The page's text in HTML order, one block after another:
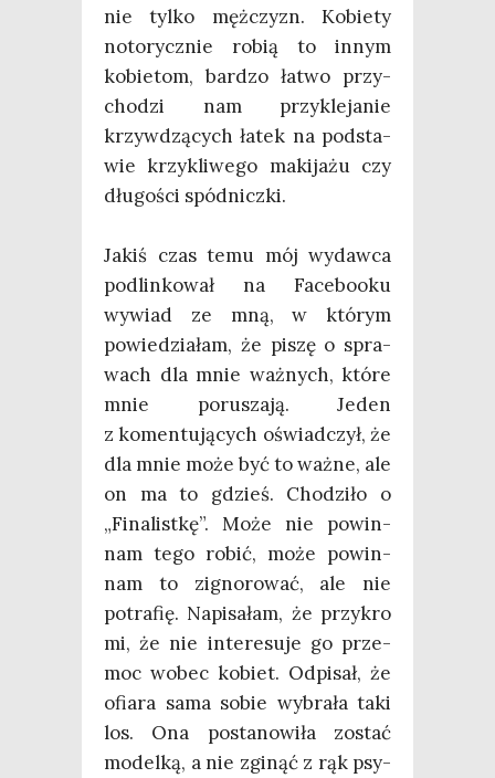
nie tyl­ko męż­czyzn. Kobie­ty
noto­rycz­nie robią to innym
kobie­tom, bar­dzo łatwo przy­
cho­dzi nam przy­kle­ja­nie
krzyw­dzą­cych łatek na pod­sta­
wie krzy­kli­we­go maki­ja­żu czy
dłu­go­ści spód­nicz­ki.
Jakiś czas temu mój wydaw­ca
pod­lin­ko­wał na Face­bo­oku
wywiad ze mną, w któ­rym
powie­dzia­łam, że piszę o spra­
wach dla mnie waż­nych, któ­re
mnie poru­sza­ją. Jeden
z komen­tu­ją­cych oświad­czył, że
dla mnie może być to waż­ne, ale
on ma to gdzieś. Cho­dzi­ło o
„Fina­list­kę”. Może nie powin­
nam tego robić, może powin­
nam to zigno­ro­wać, ale nie
potra­fię. Napi­sa­łam, że przy­kro
mi, że nie inte­re­su­je go prze­
moc wobec kobiet. Odpi­sał, że
ofia­ra sama sobie wybra­ła taki
los. Ona posta­no­wi­ła zostać
model­ką, a nie zgi­nąć z rąk psy­